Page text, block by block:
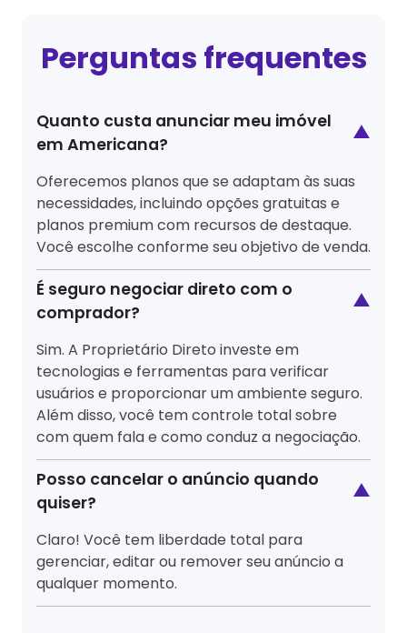
Perguntas frequentes
Quanto custa anunciar meu imóvel
em Americana?
▲
Oferecemos planos que se adaptam às suas
necessidades, incluindo opções gratuitas e
planos premium com recursos de destaque.
Você escolhe conforme seu objetivo de venda.
É seguro negociar direto com o
comprador?
▲
Sim. A Proprietário Direto investe em
tecnologias e ferramentas para verificar
usuários e proporcionar um ambiente seguro.
Além disso, você tem controle total sobre
com quem fala e como conduz a negociação.
Posso cancelar o anúncio quando
quiser?
▲
Claro! Você tem liberdade total para
gerenciar, editar ou remover seu anúncio a
qualquer momento.